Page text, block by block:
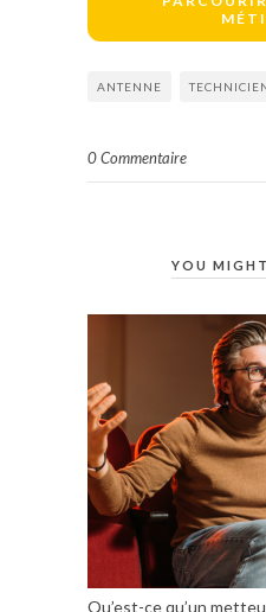
ANTENNE
0 Commentaire
YOU
Qu’est-ce qu’un